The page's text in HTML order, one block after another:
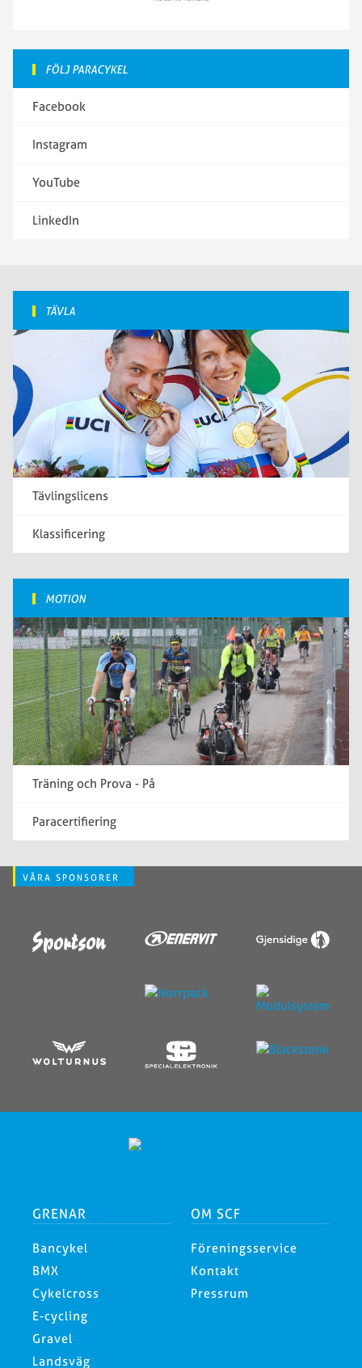
FÖLJ PARACYKEL
Facebook
Instagram
YouTube
LinkedIn
TÄVLA
Tävlingslicens
Klassificering
MOTION
Träning och Prova - På
Paracertifiering
VÅRA SPONSORER
GRENAR
Bancykel
BMX
Cykelcross
E-cycling
Gravel
Landsväg
OM SCF
Föreningsservice
Kontakt
Pressrum